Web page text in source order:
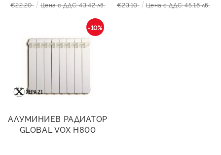
€22.20 Цена с ДДС: 43.42 лв. €23.10 Цена с ДДС: 45.18 лв.
АЛУМИНИЕВ РАДИАТОР
GLOBAL VOX H800
-10%